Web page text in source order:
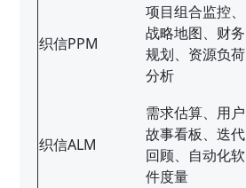
织信PPM
项目组合监控、
战略地图、财务
规划、资源负荷
分析
织信ALM
需求估算、用户
故事看板、迭代
回顾、自动化软
件度量